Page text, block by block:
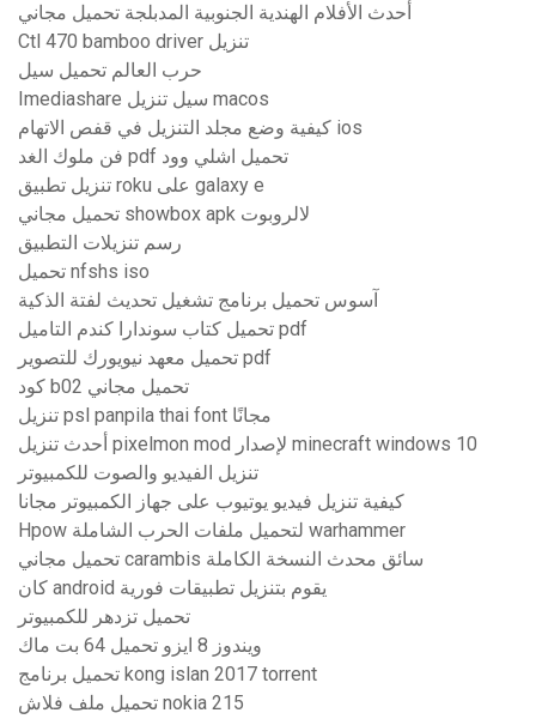
أحدث الأفلام الهندية الجنوبية المدبلجة تحميل مجاني
Ctl 470 bamboo driver تنزيل
حرب العالم تحميل سيل
Imediashare سيل تنزيل macos
كيفية وضع مجلد التنزيل في قفص الاتهام ios
فن ملوك الغد pdf تحميل اشلي وود
تنزيل تطبيق roku على galaxy e
تحميل مجاني showbox apk لالروبوت
رسم تنزيلات التطبيق
تحميل nfshs iso
آسوس تحميل برنامج تشغيل تحديث لفتة الذكية
تحميل كتاب سوندارا كندم التاميل pdf
تحميل معهد نيويورك للتصوير pdf
كود b02 تحميل مجاني
تنزيل psl panpila thai font مجانًا
أحدث تنزيل pixelmon mod لإصدار minecraft windows 10
تنزيل الفيديو والصوت للكمبيوتر
كيفية تنزيل فيديو يوتيوب على جهاز الكمبيوتر مجانا
Hpow لتحميل ملفات الحرب الشاملة warhammer
تحميل مجاني carambis سائق محدث النسخة الكاملة
كان android يقوم بتنزيل تطبيقات فورية
تحميل تزدهر للكمبيوتر
ويندوز 8 ايزو تحميل 64 بت ماك
تحميل برنامج kong islan 2017 torrent
تحميل ملف فلاش nokia 215